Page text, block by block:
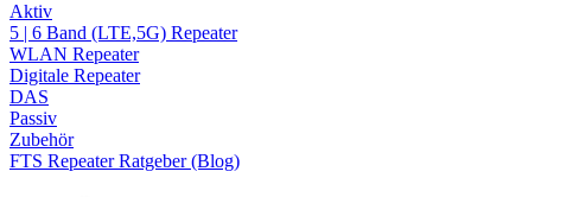
Aktiv
5 | 6 Band (LTE,5G) Repeater
WLAN Repeater
Digitale Repeater
DAS
Passiv
Zubehör
FTS Repeater Ratgeber (Blog)